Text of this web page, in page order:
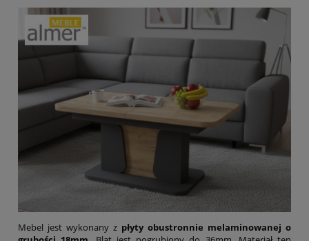
Mebel jest wykonany z płyty obustronnie melaminowanej o